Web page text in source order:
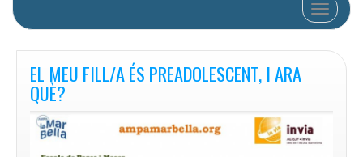
Cambiar
EL MEU FILL/A ÉS PREADOLESCENT, I ARA
QUÈ?